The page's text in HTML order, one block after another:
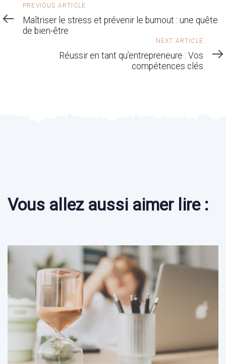
Previous
Article
PREVIOUS ARTICLE
Maîtriser le stress et prévenir le burnout : une quête
de bien-être
NEXT ARTICLE
Réussir en tant qu’entrepreneure : Vos
compétences clés
Vous allez aussi aimer lire :